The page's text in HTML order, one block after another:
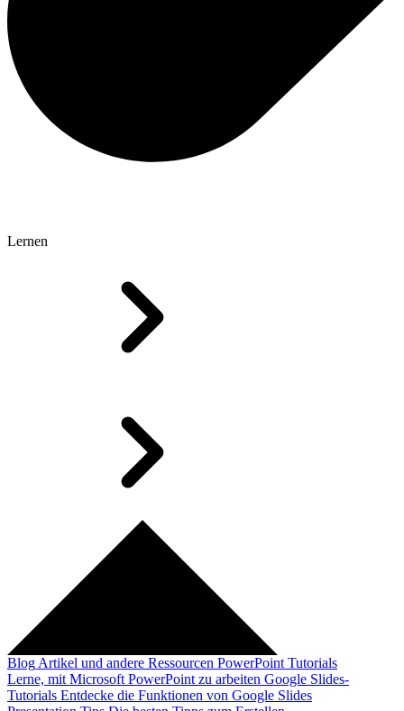
Lernen
Blog Artikel und andere Ressourcen PowerPoint Tutorials
Lerne, mit Microsoft PowerPoint zu arbeiten Google Slides-
Tutorials Entdecke die Funktionen von Google Slides